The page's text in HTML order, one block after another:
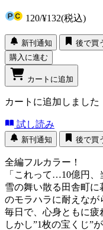
120/¥132(税込)
新刊通知
後で買
購入に進む
カートに追加
カートに追加しました
試し読み
新刊通知 後で買
全編フルカラー！
「これって…10億円、
雪の舞い散る田舎町
のモラハラに耐えな
毎日で、心身ともに疲
しかし”1枚の宝くじ”